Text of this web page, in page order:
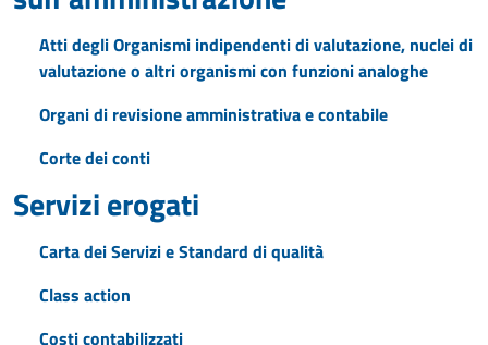
Atti degli Organismi indipendenti di valutazione, nuclei di
valutazione o altri organismi con funzioni analoghe
Organi di revisione amministrativa e contabile
Corte dei conti
Servizi erogati
Carta dei Servizi e Standard di qualità
Class action
Costi contabilizzati